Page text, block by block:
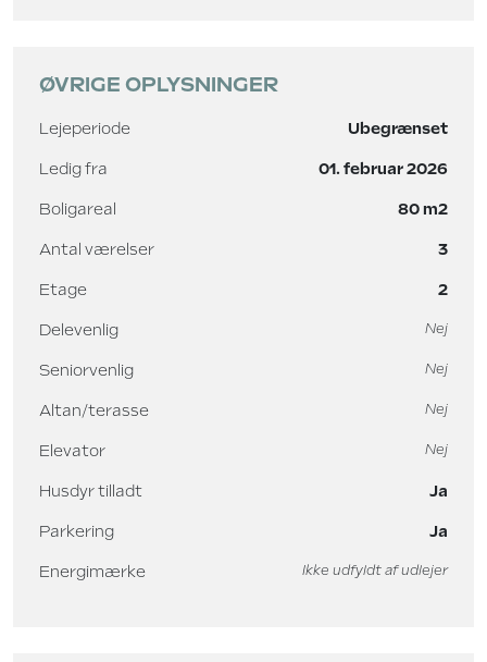
ØVRIGE OPLYSNINGER
Lejeperiode Ubegrænset
Ledig fra 01. februar 2026
Boligareal 80 m2
Antal værelser 3
Etage 2
Delevenlig Nej
Seniorvenlig Nej
Altan/terasse Nej
Elevator Nej
Husdyr tilladt Ja
Parkering Ja
Energimærke Ikke udfyldt af udlejer